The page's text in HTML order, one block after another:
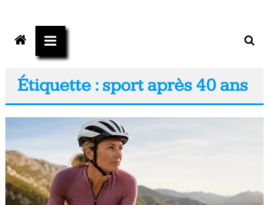
votre
magazine
Vélo,
Gravel
&
Triathlon
Tous
les
jours,
Étiquette : sport après 40 ans